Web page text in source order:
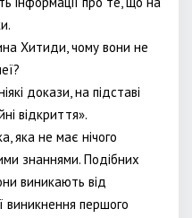
Хитиди, чому вони не
докази, на підставі
відкриття».
яка не має нічого
знаннями. Подібних
виникають від
виникнення першого